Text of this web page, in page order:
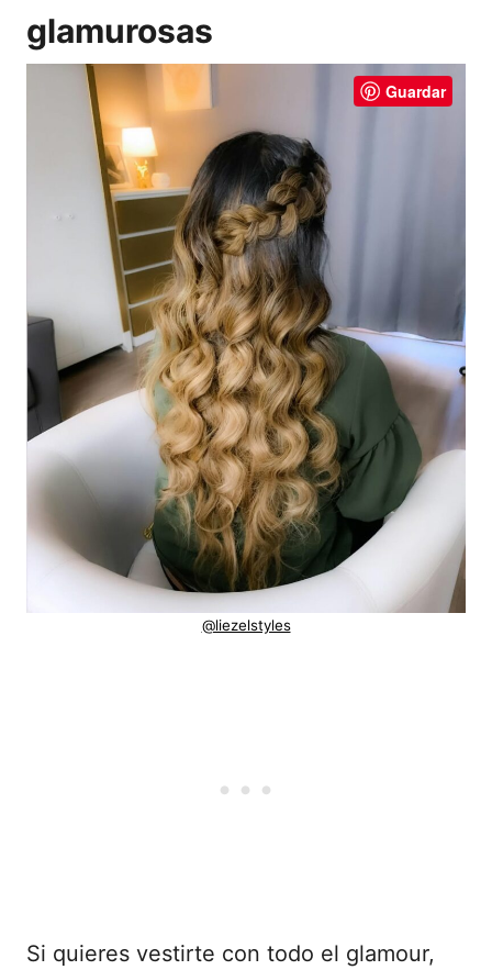
glamurosas
Guardar
@liezelstyles
Si quieres vestirte con todo el glamour,